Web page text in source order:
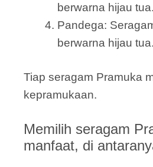
berwarna hijau
Pandega:
berwarna hijau
Tiap seragam Pramuka
kepramukaan.
Memilih seragam
manfaat, di